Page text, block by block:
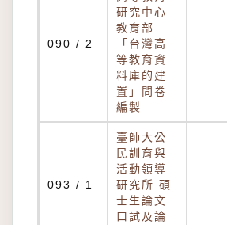
090 / 2
研究中心
教育部
「台灣高
等教育資
料庫的建
置」問卷
編製
093 / 1
臺師大公
民訓育與
活動領導
研究所 碩
士生論文
口試及論